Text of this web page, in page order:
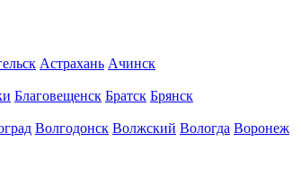
Астрахань Ачинск
Благовещенск Братск Брянск
Волгодонск Волжский Вологда Воронеж